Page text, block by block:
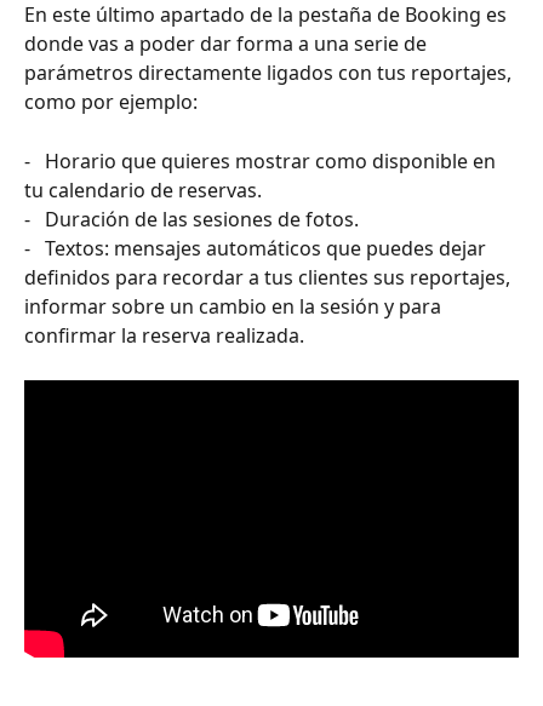
En este último apartado de la pestaña de Booking es
donde vas a poder dar forma a una serie de
parámetros directamente ligados con tus reportajes,
como por ejemplo:
-   Horario que quieres mostrar como disponible en
tu calendario de reservas.
-   Duración de las sesiones de fotos.
-   Textos: mensajes automáticos que puedes dejar
definidos para recordar a tus clientes sus reportajes,
informar sobre un cambio en la sesión y para
confirmar la reserva realizada.